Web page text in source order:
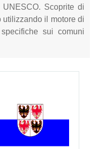
Scoprite di
il motore di
sui comuni